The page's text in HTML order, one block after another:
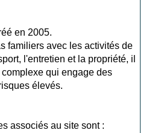
en 2005.
familiers avec les activités de
l'entretien et la propriété, il
qui engage des
élevés.
associés au site sont :